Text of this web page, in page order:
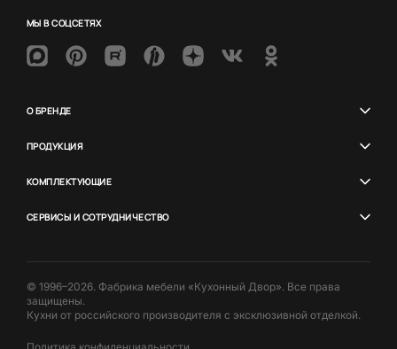
МЫ В СОЦСЕТЯХ
О БРЕНДЕ
ПРОДУКЦИЯ
КОМПЛЕКТУЮЩИЕ
СЕРВИСЫ И СОТРУДНИЧЕСТВО
© 1996–2026. Фабрика мебели «Кухонный Двор». Все права
защищены.
Кухни от российского производителя с эксклюзивной отделкой.